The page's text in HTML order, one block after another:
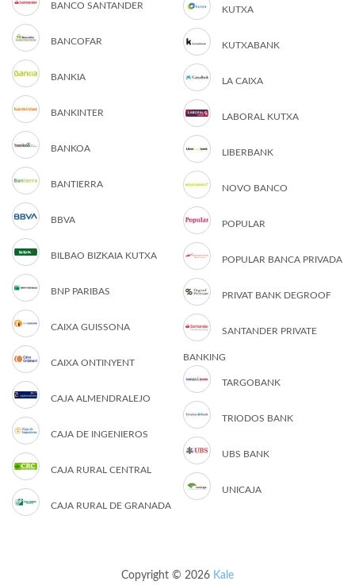
BANCO SANTANDER
BANCOFAR
BANKIA
BANKINTER
BANKOA
BANTIERRA
BBVA
BILBAO BIZKAIA KUTXA
BNP PARIBAS
CAIXA GUISSONA
CAIXA ONTINYENT
CAJA ALMENDRALEJO
CAJA DE INGENIEROS
CAJA RURAL CENTRAL
CAJA RURAL DE GRANADA
KUTXA
KUTXABANK
LA CAIXA
LABORAL KUTXA
LIBERBANK
NOVO BANCO
POPULAR
POPULAR BANCA PRIVADA
PRIVAT BANK DEGROOF
SANTANDER PRIVATE
BANKING
TARGOBANK
TRIODOS BANK
UBS BANK
UNICAJA
Copyright © 2026 Kale